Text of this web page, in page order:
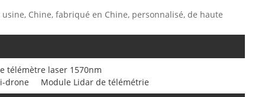
Chine, fabriqué en Chine, personnalisé, de haute
télémètre laser 1570nm
drone
Module Lidar de télémétrie